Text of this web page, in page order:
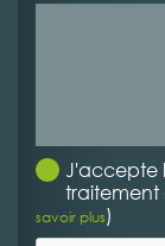
J'accepte
traitement
savoir plus)